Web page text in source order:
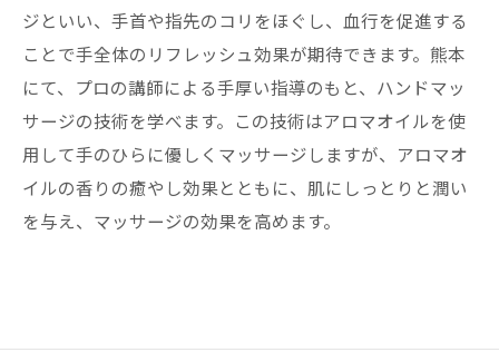
ジといい、手首や指先のコリをほぐし、血行を促進する
ことで手全体のリフレッシュ効果が期待できます。熊本
にて、プロの講師による手厚い指導のもと、ハンドマッ
サージの技術を学べます。この技術はアロマオイルを使
用して手のひらに優しくマッサージしますが、アロマオ
イルの香りの癒やし効果とともに、肌にしっとりと潤い
を与え、マッサージの効果を高めます。